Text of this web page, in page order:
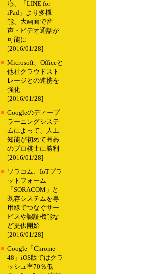
応、「LINE for
iPad」より多機
能、大画面で音
声・ビデオ通話が
可能に
[2016/01/28]
■ Microsoft、Officeと
他社クラウドスト
レージとの連携を
強化
[2016/01/28]
■ Googleのディープ
ラーニングシステ
ムによって、人工
知能が初めて囲碁
のプロ棋士に勝利
[2016/01/28]
■ ソラコム、IoTプラ
ットフォーム
「SORACOM」と
既存システムを専
用線でつなぐサー
ビスや認証機能な
ど提供開始
[2016/01/28]
■ Google「Chrome
48」iOS版ではクラ
ッシュ率70％低